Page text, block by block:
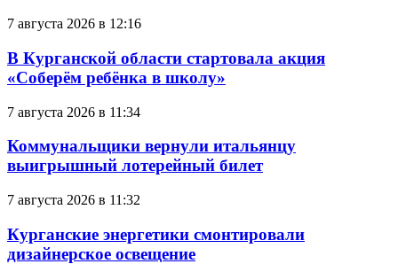
7 августа 2026 в 12:16
В Курганской области стартовала акция
«Соберём ребёнка в школу»
7 августа 2026 в 11:34
Коммунальщики вернули итальянцу
выигрышный лотерейный билет
7 августа 2026 в 11:32
Курганские энергетики смонтировали
дизайнерское освещение